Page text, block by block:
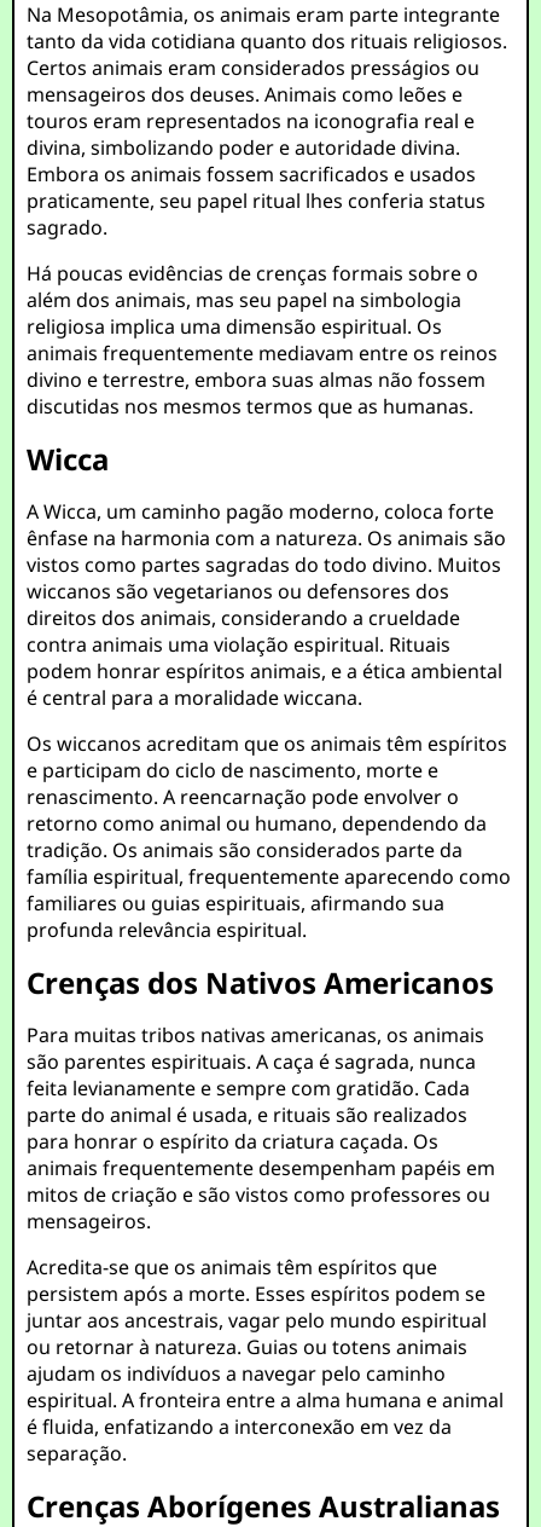
Na Mesopotâmia, os animais eram parte integrante
tanto da vida cotidiana quanto dos rituais religiosos.
Certos animais eram considerados presságios ou
mensageiros dos deuses. Animais como leões e
touros eram representados na iconografia real e
divina, simbolizando poder e autoridade divina.
Embora os animais fossem sacrificados e usados
praticamente, seu papel ritual lhes conferia status
sagrado.
Há poucas evidências de crenças formais sobre o
além dos animais, mas seu papel na simbologia
religiosa implica uma dimensão espiritual. Os
animais frequentemente mediavam entre os reinos
divino e terrestre, embora suas almas não fossem
discutidas nos mesmos termos que as humanas.
Wicca
A Wicca, um caminho pagão moderno, coloca forte
ênfase na harmonia com a natureza. Os animais são
vistos como partes sagradas do todo divino. Muitos
wiccanos são vegetarianos ou defensores dos
direitos dos animais, considerando a crueldade
contra animais uma violação espiritual. Rituais
podem honrar espíritos animais, e a ética ambiental
é central para a moralidade wiccana.
Os wiccanos acreditam que os animais têm espíritos
e participam do ciclo de nascimento, morte e
renascimento. A reencarnação pode envolver o
retorno como animal ou humano, dependendo da
tradição. Os animais são considerados parte da
família espiritual, frequentemente aparecendo como
familiares ou guias espirituais, afirmando sua
profunda relevância espiritual.
Crenças dos Nativos Americanos
Para muitas tribos nativas americanas, os animais
são parentes espirituais. A caça é sagrada, nunca
feita levianamente e sempre com gratidão. Cada
parte do animal é usada, e rituais são realizados
para honrar o espírito da criatura caçada. Os
animais frequentemente desempenham papéis em
mitos de criação e são vistos como professores ou
mensageiros.
Acredita-se que os animais têm espíritos que
persistem após a morte. Esses espíritos podem se
juntar aos ancestrais, vagar pelo mundo espiritual
ou retornar à natureza. Guias ou totens animais
ajudam os indivíduos a navegar pelo caminho
espiritual. A fronteira entre a alma humana e animal
é fluida, enfatizando a interconexão em vez da
separação.
Crenças Aborígenes Australianas